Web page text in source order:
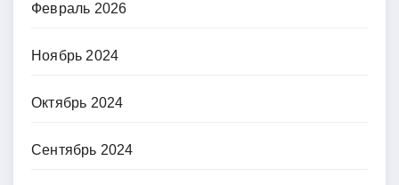
Февраль 2026
Ноябрь 2024
Октябрь 2024
Сентябрь 2024